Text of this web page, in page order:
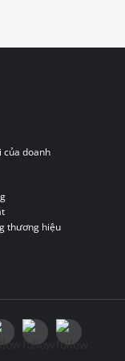
của doanh
thương hiệu